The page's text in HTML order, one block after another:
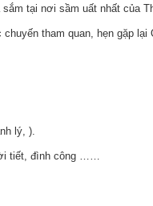
tại nơi sầm uất nhất của
tham quan, hẹn gặp lại
lý, ).
tiết, đình công ……